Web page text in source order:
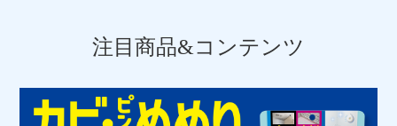
注目商品&コンテンツ